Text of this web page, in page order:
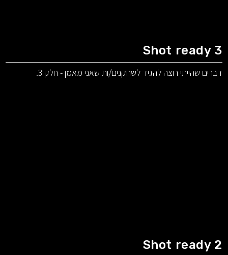
Shot ready 3
דברים שהייתי רוצה להגיד לשחקנים/ות שאני מאמן - חלק 3.
Shot ready 2